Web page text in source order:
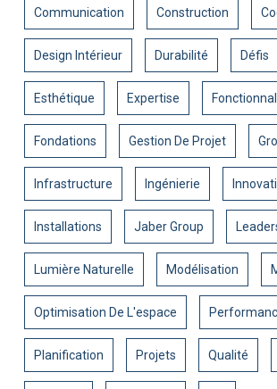
Communication Construction
Design Intérieur Durabilité Défis
Esthétique Expertise
Fondations Gestion De Projet
Infrastructure Ingénierie
Installations Jaber Group
Lumière Naturelle Modélisation
Optimisation De L'espace
Planification Projets Qualité